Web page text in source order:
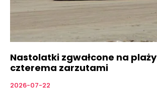
Nastolatki zgwałcone na
czterema zarzutami
2026-07-22